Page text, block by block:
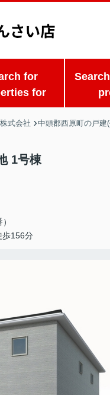
for
for
式会社 中頭郡西原町の戸建
1号棟
歩156分